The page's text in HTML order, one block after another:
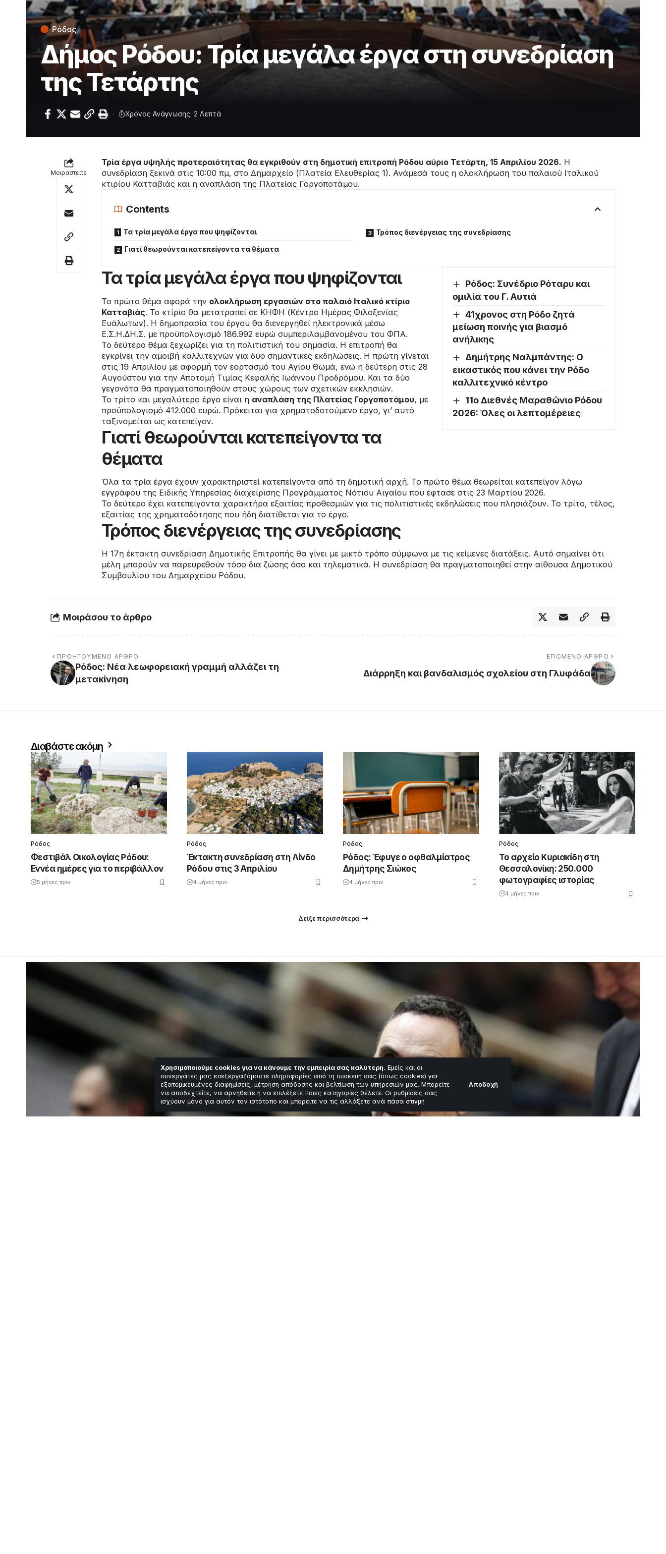
Χρησιμοποιούμε cookies για να κάνουμε την εμπειρία σας καλύτερη. Εμείς και οι
συνεργάτες μας επεξεργαζόμαστε πληροφορίες από τη συσκευή σας (όπως cookies) για
εξατομικευμένες διαφημίσεις, μέτρηση απόδοσης και βελτίωση των υπηρεσιών μας. Μπορείτε
να αποδεχτείτε, να αρνηθείτε ή να επιλέξετε ποιες κατηγορίες θέλετε. Οι ρυθμίσεις σας
ισχύουν μόνο για αυτόν τον ιστότοπο και μπορείτε να τις αλλάξετε ανά πάσα στιγμή
Αποδοχή
Ρόδος
Δήμος Ρόδου: Τρία μεγάλα έργα στη συνεδρίαση
της Τετάρτης
Χρόνος Ανάγνωσης: 2 Λεπτά
Μοιραστείτε
Τρία έργα υψηλής προτεραιότητας θα εγκριθούν στη δημοτική επιτροπή Ρόδου αύριο Τετάρτη, 15 Απριλίου 2026. Η
συνεδρίαση ξεκινά στις 10:00 πμ, στο Δημαρχείο (Πλατεία Ελευθερίας 1). Ανάμεσά τους η ολοκλήρωση του παλαιού Ιταλικού
κτιρίου Κατταβιάς και η αναπλάση της Πλατείας Γοργοποτάμου.
Contents
Τα τρία μεγάλα έργα που ψηφίζονται
Γιατί θεωρούνται κατεπείγοντα τα θέματα
Τρόπος διενέργειας της συνεδρίασης
Ρόδος: Συνέδριο Ρόταρυ και
ομιλία του Γ. Αυτιά
41χρονος στη Ρόδο ζητά
μείωση ποινής για βιασμό
ανήλικης
Δημήτρης Ναλμπάντης: Ο
εικαστικός που κάνει την Ρόδο
καλλιτεχνικό κέντρο
11ο Διεθνές Μαραθώνιο Ρόδου
2026: Όλες οι λεπτομέρειες
Τα τρία μεγάλα έργα που ψηφίζονται
Το πρώτο θέμα αφορά την ολοκλήρωση εργασιών στο παλαιό Ιταλικό κτίριο
Κατταβιάς. Το κτίριο θα μετατραπεί σε ΚΗΦΗ (Κέντρο Ημέρας Φιλοξενίας
Ευάλωτων). Η δημοπρασία του έργου θα διενεργηθεί ηλεκτρονικά μέσω
Ε.Σ.Η.ΔΗ.Σ. με προϋπολογισμό 186.992 ευρώ συμπεριλαμβανομένου του ΦΠΑ.
Το δεύτερο θέμα ξεχωρίζει για τη πολιτιστική του σημασία. Η επιτροπή θα
εγκρίνει την αμοιβή καλλιτεχνών για δύο σημαντικές εκδηλώσεις. Η πρώτη γίνεται
στις 19 Απριλίου με αφορμή τον εορτασμό του Αγίου Θωμά, ενώ η δεύτερη στις 28
Αυγούστου για την Αποτομή Τιμίας Κεφαλής Ιωάννου Προδρόμου. Και τα δύο
γεγονότα θα πραγματοποιηθούν στους χώρους των σχετικών εκκλησιών.
Το τρίτο και μεγαλύτερο έργο είναι η αναπλάση της Πλατείας Γοργοποτάμου, με
προϋπολογισμό 412.000 ευρώ. Πρόκειται για χρηματοδοτούμενο έργο, γι’ αυτό
ταξινομείται ως κατεπείγον.
Γιατί θεωρούνται κατεπείγοντα τα
θέματα
Όλα τα τρία έργα έχουν χαρακτηριστεί κατεπείγοντα από τη δημοτική αρχή. Το πρώτο θέμα θεωρείται κατεπείγον λόγω
εγγράφου της Ειδικής Υπηρεσίας διαχείρισης Προγράμματος Νότιου Αιγαίου που έφτασε στις 23 Μαρτίου 2026.
Το δεύτερο έχει κατεπείγοντα χαρακτήρα εξαιτίας προθεσμιών για τις πολιτιστικές εκδηλώσεις που πλησιάζουν. Το τρίτο, τέλος,
εξαιτίας της χρηματοδότησης που ήδη διατίθεται για το έργο.
Τρόπος διενέργειας της συνεδρίασης
Η 17η έκτακτη συνεδρίαση Δημοτικής Επιτροπής θα γίνει με μικτό τρόπο σύμφωνα με τις κείμενες διατάξεις. Αυτό σημαίνει ότι
μέλη μπορούν να παρευρεθούν τόσο δια ζώσης όσο και τηλεματικά. Η συνεδρίαση θα πραγματοποιηθεί στην αίθουσα Δημοτικού
Συμβουλίου του Δημαρχείου Ρόδου.
Μοιράσου το άρθρο
ΠΡΟΗΓΟΎΜΕΝΟ ΆΡΘΡΟ
Ρόδος: Νέα λεωφορειακή γραμμή αλλάζει τη
μετακίνηση
ΕΠΌΜΕΝΟ ΆΡΘΡΟ
Διάρρηξη και βανδαλισμός σχολείου στη Γλυφάδα
Διαβάστε ακόμη
Ρόδος
Φεστιβάλ Οικολογίας Ρόδου:
Εννέα ημέρες για το περιβάλλον
5 μήνες πριν
Ρόδος
Έκτακτη συνεδρίαση στη Λίνδο
Ρόδου στις 3 Απριλίου
4 μήνες πριν
Ρόδος
Ρόδος: Έφυγε ο οφθαλμίατρος
Δημήτρης Σιώκος
4 μήνες πριν
Ρόδος
Το αρχείο Κυριακίδη στη
Θεσσαλονίκη: 250.000
φωτογραφίες ιστορίας
4 μήνες πριν
Δείξε περισσότερα